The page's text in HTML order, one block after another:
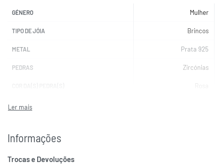
GÉNERO Mulher
TIPO DE JÓIA Brincos
METAL Prata 925
PEDRAS Zircónias
MARCAS
Informações
Trocas e Devoluções